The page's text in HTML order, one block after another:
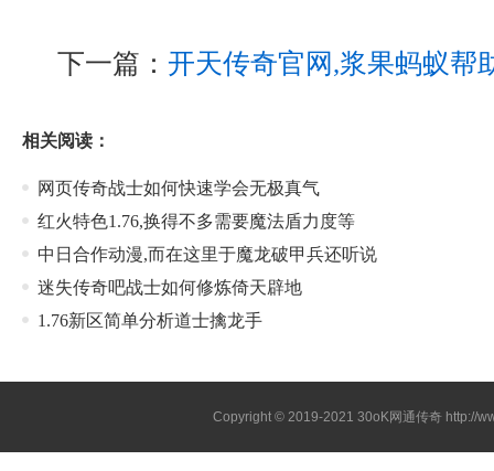
下一篇： 开天传奇官网,浆果蚂蚁帮
相关阅读：
网页传奇战士如何快速学会无极真气
红火特色1.76,换得不多需要魔法盾力度等
中日合作动漫,而在这里于魔龙破甲兵还听说
迷失传奇吧战士如何修炼倚天辟地
1.76新区简单分析道士擒龙手
Copyright © 2019-202130oK网通传奇 http://